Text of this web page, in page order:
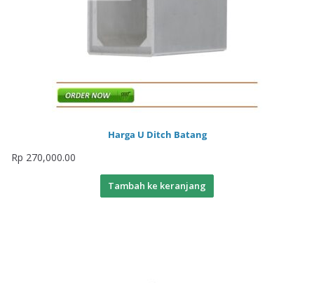
Harga U Ditch Batang
Rp 270,000.00
Tambah ke keranjang